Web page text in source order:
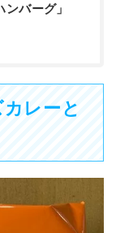
バーグ」
レーと